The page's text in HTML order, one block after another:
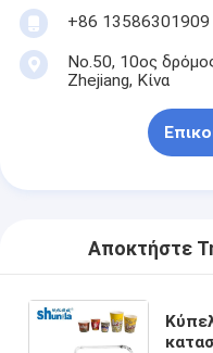
+86 13586301909
No.50, 10ος
Zhejiang, Κίνα
Αποκτήστε